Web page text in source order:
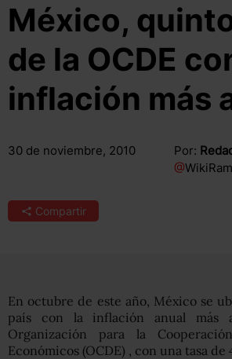
México,
de la OCDE
inflación más
30 de noviembre, 2010 Por:
@
Compartir
En octubre de este año, México se
país con la inflación anual más
Organización para la
Económicos (OCDE) , con una tasa de